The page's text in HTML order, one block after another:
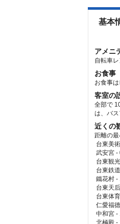
基本
アメニ
自転車
お食事
お食事
客室の
全部で
は、バ
近くの
距離の最
台東美
武安宮 -
台東観
台東鉄
鐵花村 -
台東天
台東体
仁愛福
中和宮 -
北極殿 -